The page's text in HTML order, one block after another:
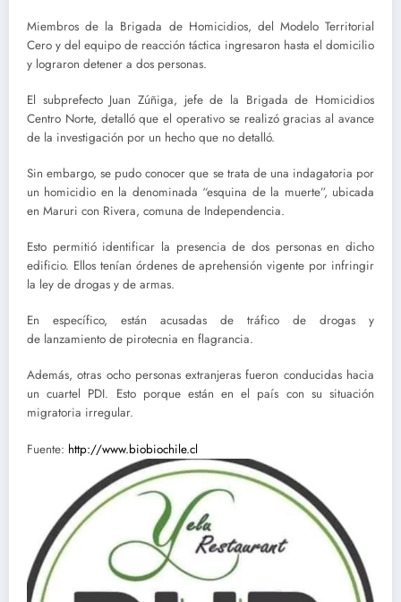
Miembros de la Brigada de Homicidios, del Modelo Territorial
Cero y del equipo de reacción táctica ingresaron hasta el domicilio
y lograron detener a dos personas.
El subprefecto Juan Zúñiga, jefe de la Brigada de Homicidios
Centro Norte, detalló que el operativo se realizó gracias al avance
de la investigación por un hecho que no detalló.
Sin embargo, se pudo conocer que se trata de una indagatoria por
un homicidio en la denominada “esquina de la muerte”, ubicada
en Maruri con Rivera, comuna de Independencia.
Esto permitió identificar la presencia de dos personas en dicho
edificio. Ellos tenían órdenes de aprehensión vigente por infringir
la ley de drogas y de armas.
En específico, están acusadas de tráfico de drogas y
de lanzamiento de pirotecnia en flagrancia.
Además, otras ocho personas extranjeras fueron conducidas hacia
un cuartel PDI. Esto porque están en el país con su situación
migratoria irregular.
Fuente: http://www.biobiochile.cl